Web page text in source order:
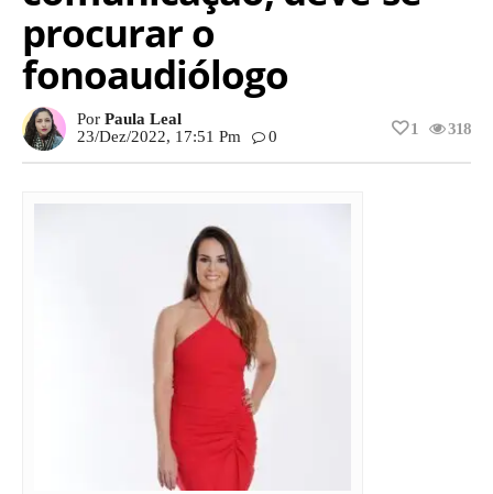
procurar o
fonoaudiólogo
Por Paula Leal
23/dez/2022, 17:51 Pm
0 318
1